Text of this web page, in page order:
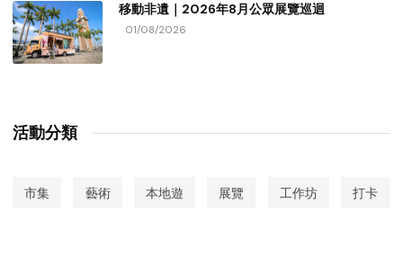
移動非遺｜2026年8月公眾展覽巡迴
01/08/2026
活動分類
市集 藝術 本地遊 展覽 工作坊 打卡